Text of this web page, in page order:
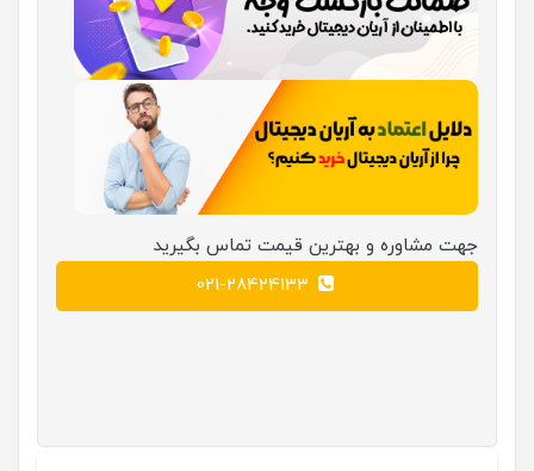
جهت مشاوره و بهترین قیمت تماس بگیرید